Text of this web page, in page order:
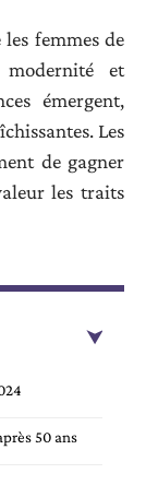
femmes de
et
émergent,
Les
de gagner
les traits
50 ans